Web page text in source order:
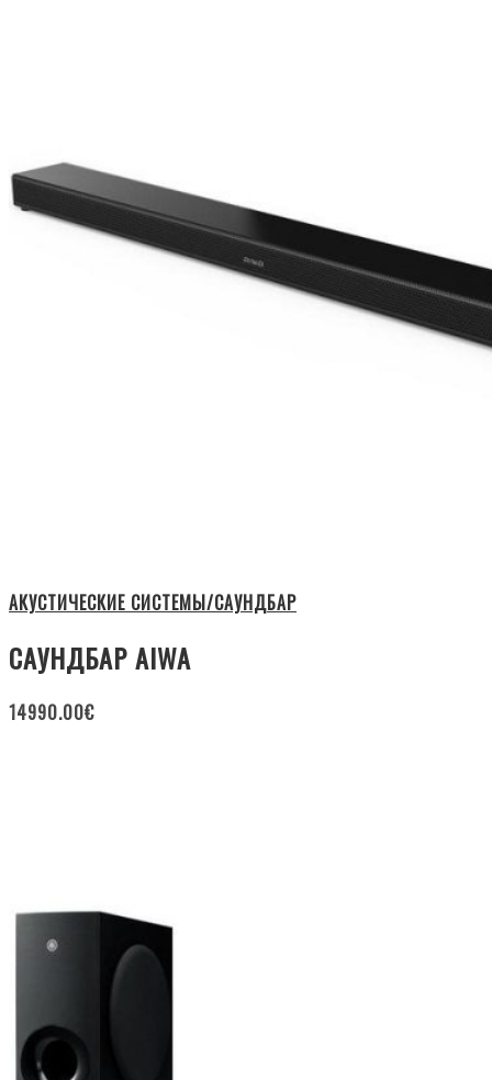
АКУСТИЧЕСКИЕ СИСТЕМЫ/САУНДБАР
САУНДБАР AIWA
14990.00€